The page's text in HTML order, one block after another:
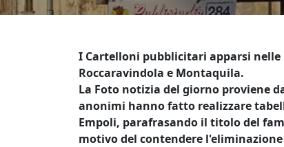
I Cartelloni pubblicitari apparsi
Roccaravindola e Montaquila.
La Foto notizia del giorno proviene
anonimi hanno fatto realizzare
Empoli, parafrasando il titolo del
motivo del contendere